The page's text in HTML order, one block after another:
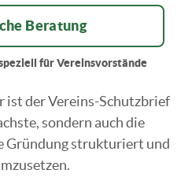
Beratung
für Vereinsvorstände
ist der Vereins-Schutzbrief
sondern auch die
Gründung strukturiert und